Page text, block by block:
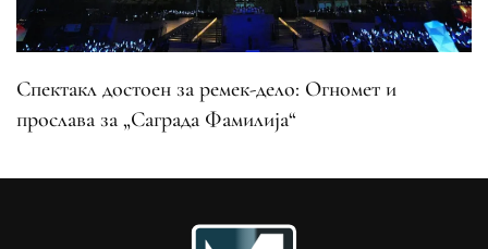
Спектакл достоен за ремек-дело: Огномет и
прослава за „Саграда Фамилија“